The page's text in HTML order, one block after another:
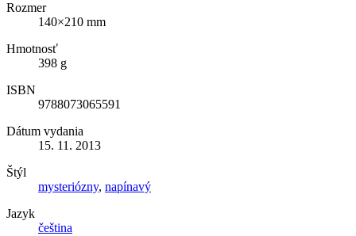
Rozmer
140×210 mm
Hmotnosť
398 g
ISBN
9788073065591
Dátum vydania
15. 11. 2013
Štýl
mysteriózny, napínavý
Jazyk
čeština